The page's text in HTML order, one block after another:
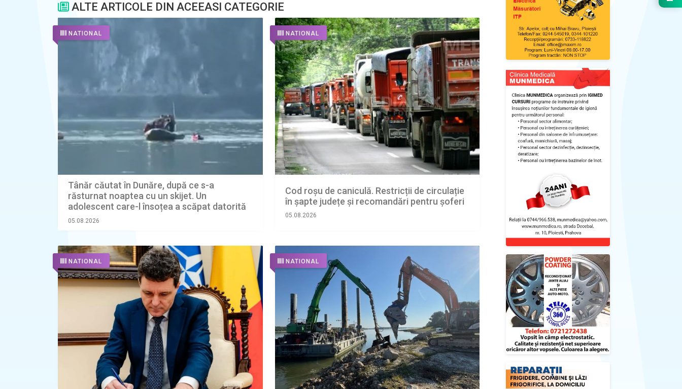
ALTE ARTICOLE DIN ACEEASI CATEGORIE
NATIONAL
Tânăr căutat în Dunăre, după ce s-a
răsturnat noaptea cu un skijet. Un
adolescent care-l însoțea a scăpat datorită
vestei
05.08.2026
NATIONAL
Cod roșu de caniculă. Restricții de circulație
în șapte județe și recomandări pentru şoferi
05.08.2026
NATIONAL NATIONAL